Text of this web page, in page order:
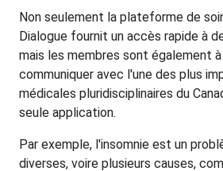
Non seulement la plateforme de
Dialogue fournit un accès rapide à
mais les membres sont également
communiquer avec l'une des plus
médicales pluridisciplinaires du
seule application.
Par exemple, l'insomnie est un
diverses, voire plusieurs causes,